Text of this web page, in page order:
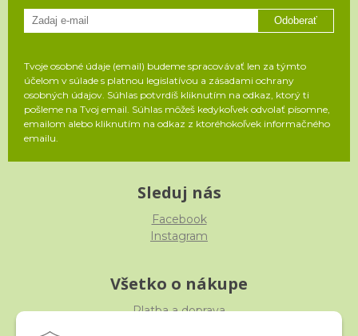
Odoberať
Tvoje osobné údaje (email) budeme spracovávať len za týmto
účelom v súlade s platnou legislatívou a zásadami ochrany
osobných údajov. Súhlas potvrdíš kliknutím na odkaz, ktorý ti
pošleme na Tvoj email. Súhlas môžeš kedykoľvek odvolať písomne,
emailom alebo kliknutím na odkaz z ktoréhokoľvek informačného
emailu.
Sleduj nás
Facebook
Instagram
Všetko o nákupe
Platba a doprava